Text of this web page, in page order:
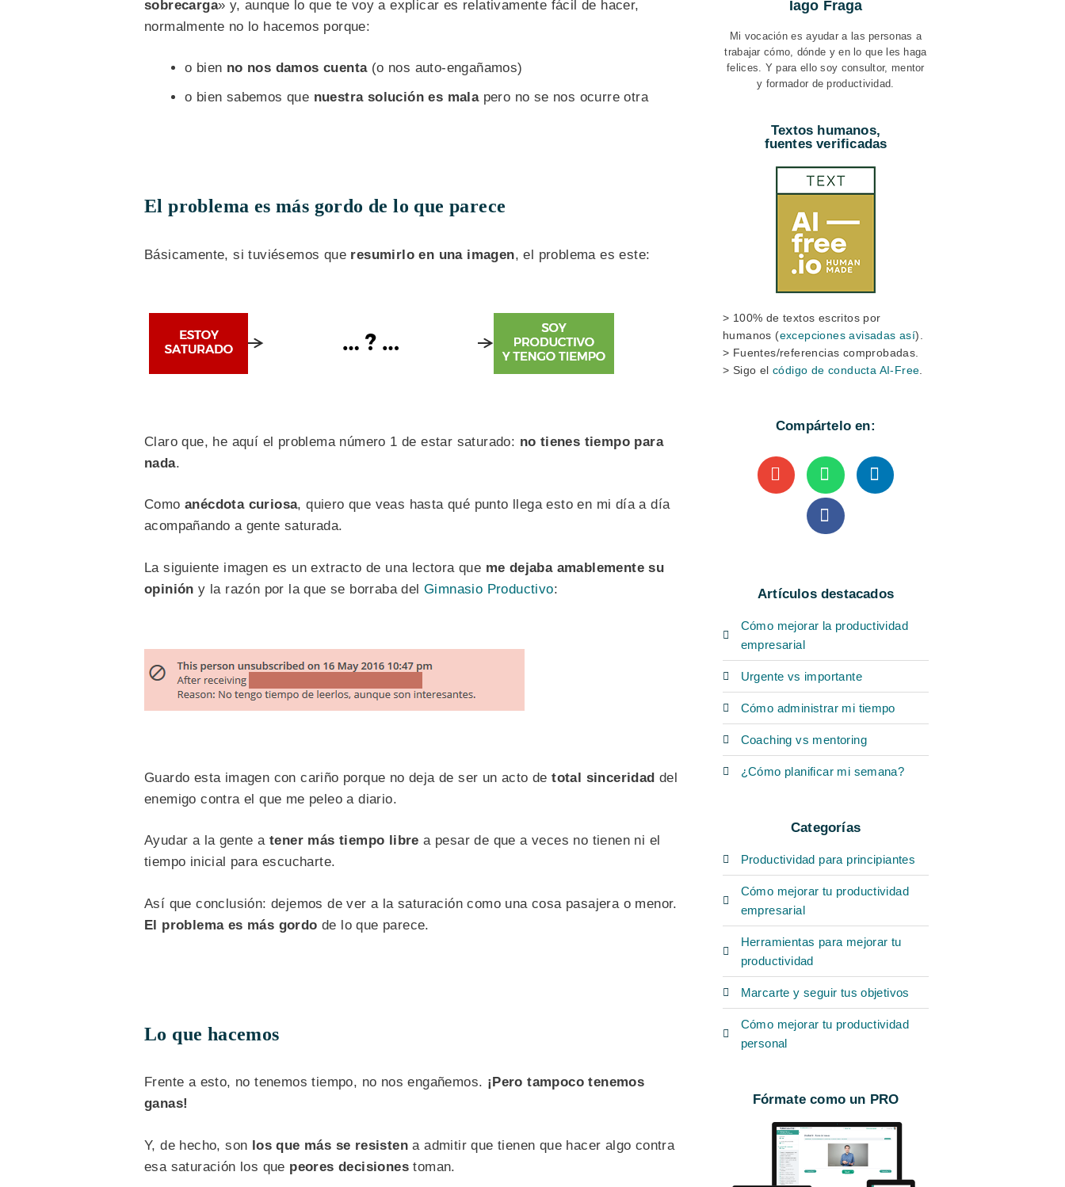
sobrecarga» y, aunque lo que te voy a explicar es relativamente fácil de hacer,
normalmente no lo hacemos porque:
o bien no nos damos cuenta(o nos auto-engañamos)
o bien sabemos que nuestra solución es malapero no se nos ocurre otra
El problema es más gordo de lo que parece
Básicamente, si tuviésemos que resumirlo en una imagen, el problema es este:
Claro que, he aquí el problema número 1 de estar saturado: no tienes tiempo para
nada.
Como anécdota curiosa, quiero que veas hasta qué punto llega esto en mi día a día
acompañando a gente saturada.
La siguiente imagen es un extracto de una lectora que me dejaba amablemente su
opinión y la razón por la que se borraba delGimnasio Productivo:
Guardo esta imagen con cariño porque no deja de ser un acto detotal sinceridad del
enemigo contra el que me peleo a diario.
Ayudar a la gente a tener más tiempo libre a pesar de que a veces no tienen ni el
tiempo inicial para escucharte.
Así que conclusión: dejemos de ver a la saturación como una cosa pasajera o menor.
El problema es más gordo de lo que parece.
Lo que hacemos
Frente a esto, no tenemos tiempo, no nos engañemos. ¡Pero tampoco tenemos
ganas!
Y, de hecho, son los que más se resisten a admitir que tienen que hacer algo contra
esa saturación los que peores decisiones toman.
Iago Fraga
Mi vocación es ayudar a las personas a
trabajar cómo, dónde y en lo que les haga
felices. Y para ello soy consultor, mentor
y formador de productividad.
Textos humanos,
fuentes verificadas
> 100% de textos escritos por
humanos (excepciones avisadas así).
> Fuentes/referencias comprobadas.
> Sigo elcódigo de conducta AI-Free.
Compártelo en:
Artículos destacados
Cómo mejorar la productividad
empresarial
Urgente vs importante
Cómo administrar mi tiempo
Coaching vs mentoring
¿Cómo planificar mi semana?
Categorías
Productividad para principiantes
Cómo mejorar tu productividad
empresarial
Herramientas para mejorar tu
productividad
Marcarte y seguir tus objetivos
Cómo mejorar tu productividad
personal
Fórmate como un PRO